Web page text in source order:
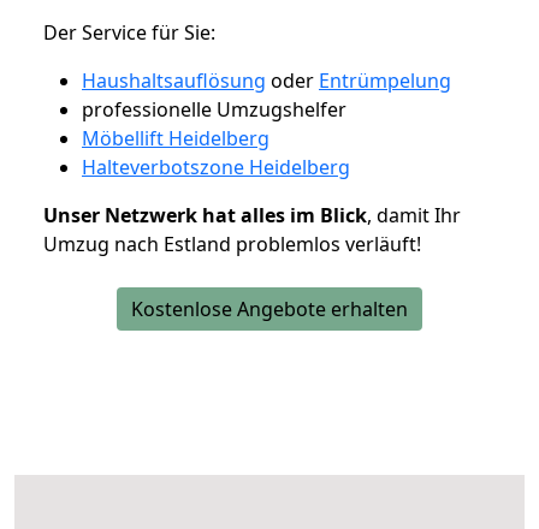
Der Service für Sie:
Haushaltsauflösung oder Entrümpelung
professionelle Umzugshelfer
Möbellift Heidelberg
Halteverbotszone Heidelberg
Unser Netzwerk hat alles im Blick, damit Ihr
Umzug nach Estland problemlos verläuft!
Kostenlose Angebote erhalten